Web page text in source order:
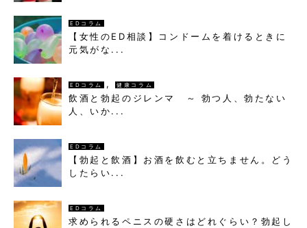
EDコラム
【女性のED相談】コンドームを着けるときに
元気がな...
EDコラム , 健康コラム
飲酒と勃起のジレンマ ～ 勃つ人、勃たない
人、いか...
EDコラム
【勃起と飲酒】お酒を飲むと立ちません。どう
したらい...
EDコラム
求められるペニスの硬さはどれぐらい？勃起し